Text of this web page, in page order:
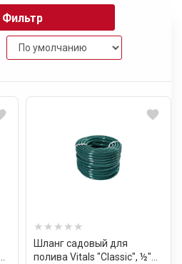
Фильтр
Шланг садовый для
полива Vitals "Classic", ½"